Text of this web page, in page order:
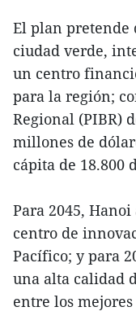
El plan pretende
ciudad verde,
un centro
para la región;
Regional (PIBR)
millones de
cápita de 18.800
Para 2045,
centro de
Pacífico; y para
una alta calidad
entre los